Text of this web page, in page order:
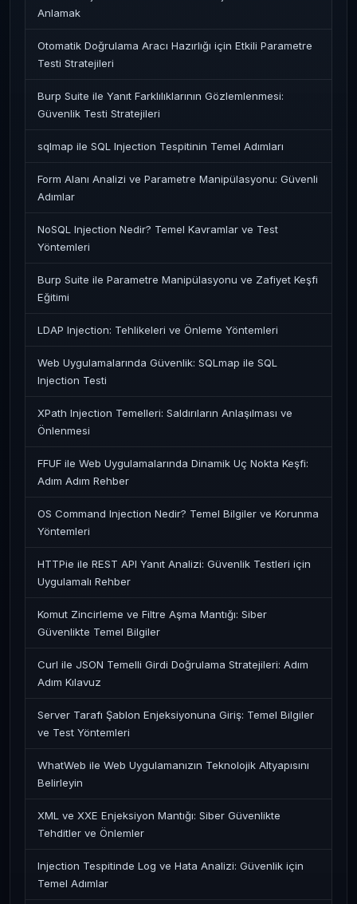
Anlamak
Otomatik Doğrulama Aracı Hazırlığı için Etkili Parametre
Testi Stratejileri
Burp Suite ile Yanıt Farklılıklarının Gözlemlenmesi:
Güvenlik Testi Stratejileri
sqlmap ile SQL Injection Tespitinin Temel Adımları
Form Alanı Analizi ve Parametre Manipülasyonu: Güvenli
Adımlar
NoSQL Injection Nedir? Temel Kavramlar ve Test
Yöntemleri
Burp Suite ile Parametre Manipülasyonu ve Zafiyet Keşfi
Eğitimi
LDAP Injection: Tehlikeleri ve Önleme Yöntemleri
Web Uygulamalarında Güvenlik: SQLmap ile SQL
Injection Testi
XPath Injection Temelleri: Saldırıların Anlaşılması ve
Önlenmesi
FFUF ile Web Uygulamalarında Dinamik Uç Nokta Keşfi:
Adım Adım Rehber
OS Command Injection Nedir? Temel Bilgiler ve Korunma
Yöntemleri
HTTPie ile REST API Yanıt Analizi: Güvenlik Testleri için
Uygulamalı Rehber
Komut Zincirleme ve Filtre Aşma Mantığı: Siber
Güvenlikte Temel Bilgiler
Curl ile JSON Temelli Girdi Doğrulama Stratejileri: Adım
Adım Kılavuz
Server Tarafı Şablon Enjeksiyonuna Giriş: Temel Bilgiler
ve Test Yöntemleri
WhatWeb ile Web Uygulamanızın Teknolojik Altyapısını
Belirleyin
XML ve XXE Enjeksiyon Mantığı: Siber Güvenlikte
Tehditler ve Önlemler
Injection Tespitinde Log ve Hata Analizi: Güvenlik için
Temel Adımlar